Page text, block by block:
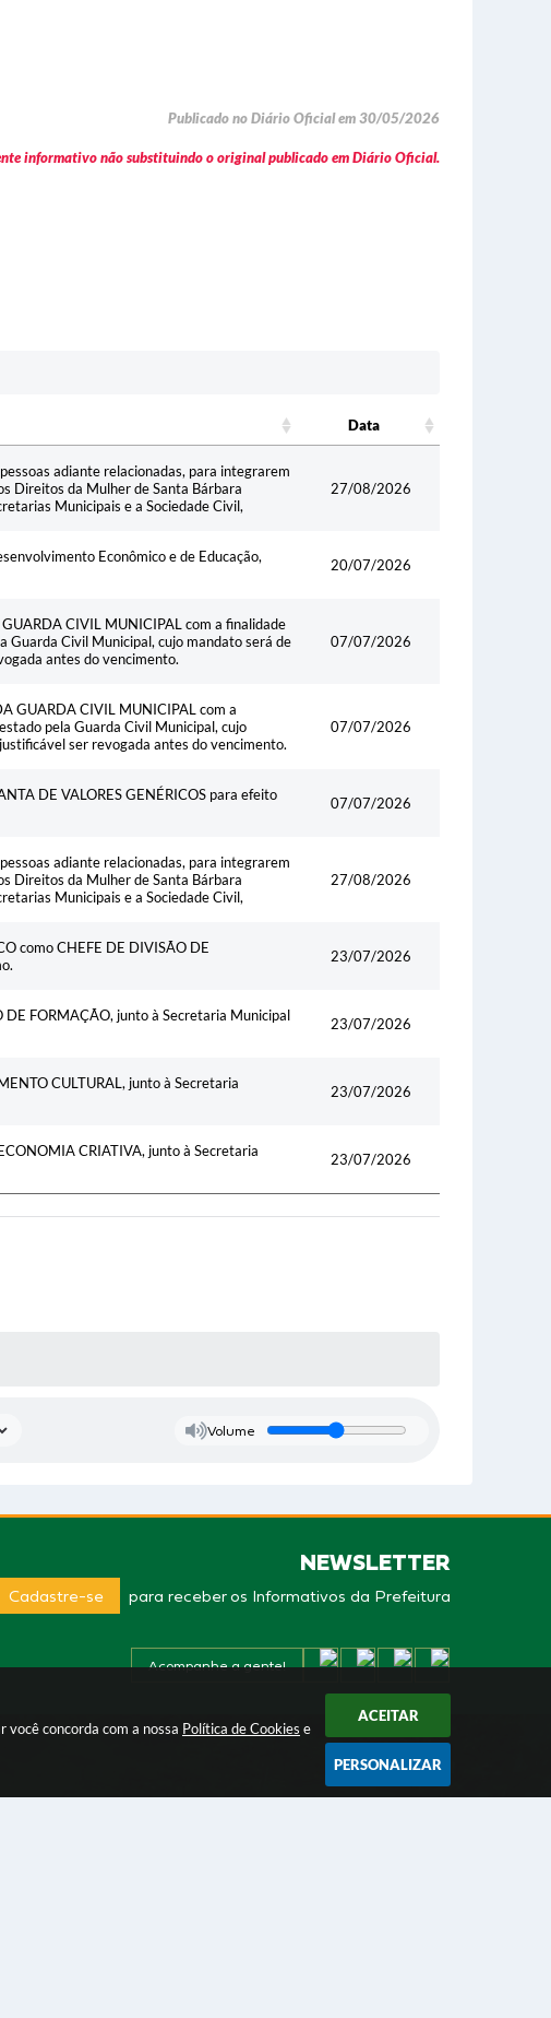
você concorda com a nossa Política de Cookies e
ACEITAR
PERSONALIZAR
Publicado no Diário Oficial em 30/05/2026
informativo não substituindo o original publicado em Diário Oficial.
Data
adiante relacionadas, para integrarem
Direitos da Mulher de Santa Bárbara
Municipais e a Sociedade Civil,
27/08/2026
Econômico e de Educação,
20/07/2026
CIVIL MUNICIPAL com a finalidade
Guarda Civil Municipal, cujo mandato será de
antes do vencimento.
07/07/2026
GUARDA CIVIL MUNICIPAL com a
pela Guarda Civil Municipal, cujo
ser revogada antes do vencimento.
07/07/2026
DE VALORES GENÉRICOS para efeito
07/07/2026
adiante relacionadas, para integrarem
Direitos da Mulher de Santa Bárbara
Municipais e a Sociedade Civil,
27/08/2026
como CHEFE DE DIVISÃO DE
23/07/2026
FORMAÇÃO, junto à Secretaria Municipal
23/07/2026
CULTURAL, junto à Secretaria
23/07/2026
CRIATIVA, junto à Secretaria
23/07/2026
Volume
NEWSLETTER
Cadastre-se para receber os Informativos da Prefeitura
Acompanhe a gente!